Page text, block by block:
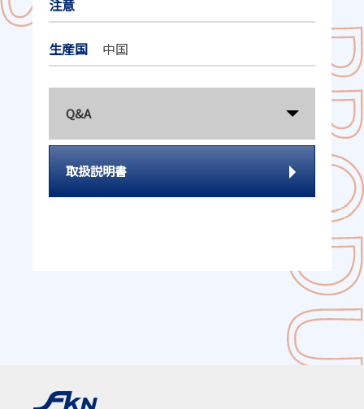
注意
生産国 中国
Q&A
取扱説明書